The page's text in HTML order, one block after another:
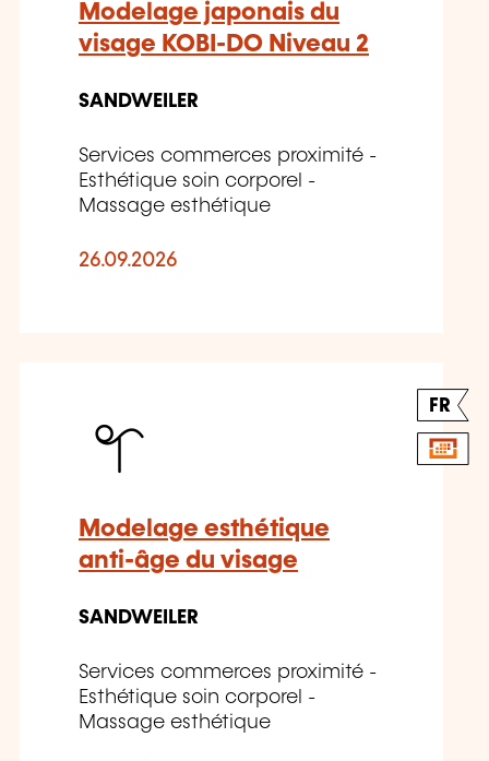
Modelage japonais du
visage KOBI-DO Niveau 2
SANDWEILER
Services commerces proximité -
Esthétique soin corporel -
Massage esthétique
26.09.2026
FR
Modelage esthétique
anti-âge du visage
SANDWEILER
Services commerces proximité -
Esthétique soin corporel -
Massage esthétique